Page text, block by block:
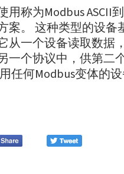
用称为Modbus ASCII
案。 这种类型的设备
从一个设备读取数据
一个协议中，供第二
任何Modbus变体的